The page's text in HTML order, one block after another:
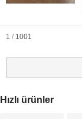
1 / 1001
Hızlı ürünler